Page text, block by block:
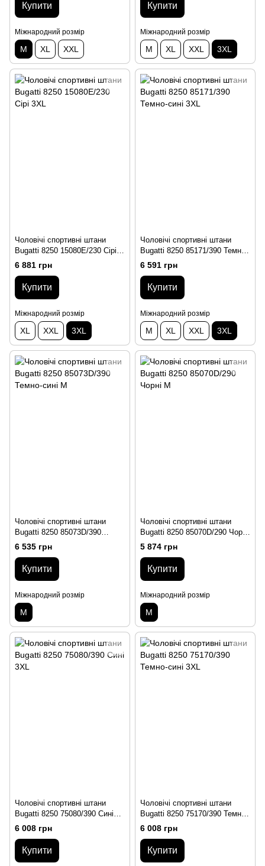
Купити
Міжнародний розмір
M XL XXL
Купити
Міжнародний розмір
M XL XXL 3XL
Чоловічі спортивні штани
Bugatti 8250 15080E/230 Сірі
3XL
6 881 грн
Купити
Міжнародний розмір
XL XXL 3XL
Чоловічі спортивні штани
Bugatti 8250 85171/390 Темно-
сині 3XL
6 591 грн
Купити
Міжнародний розмір
M XL XXL 3XL
Чоловічі спортивні штани
Bugatti 8250 85073D/390
Темно-сині M
6 535 грн
Купити
Міжнародний розмір
M
Чоловічі спортивні штани
Bugatti 8250 85070D/290 Чорні
M
5 874 грн
Купити
Міжнародний розмір
M
Чоловічі спортивні штани
Bugatti 8250 75080/390 Сині
3XL
6 008 грн
Купити
Чоловічі спортивні штани
Bugatti 8250 75170/390 Темно-
сині 3XL
6 008 грн
Купити